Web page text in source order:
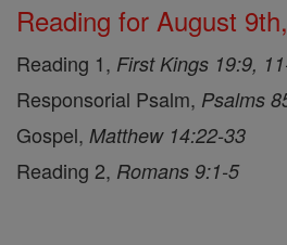
Reading for August
Reading 1, First Kings 19:9,
Responsorial Psalm, Psalms
Gospel, Matthew 14:22-33
Reading 2, Romans 9:1-5